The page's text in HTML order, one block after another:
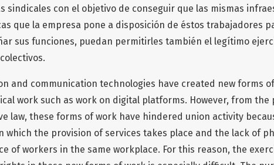
sindicales con el objetivo de conseguir que las mismas
que la empresa pone a disposición de éstos trabajadores
sus funciones, puedan permitirles también el legítimo
and communication technologies have created new forms of
work such as work on digital platforms. However, from the
law, these forms of work have hindered union activity
which the provision of services takes place and the lack of
of workers in the same workplace. For this reason, the